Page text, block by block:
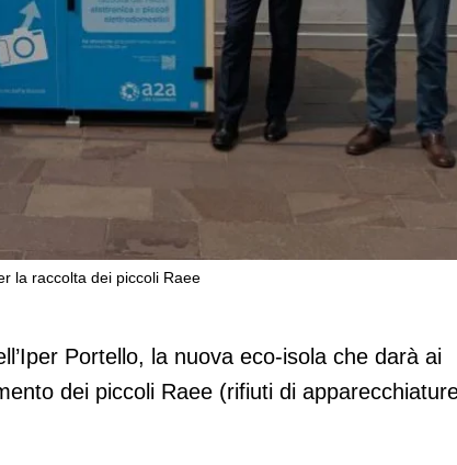
la raccolta dei piccoli Raee
isola intelligente per la
Portello, la nuova eco-isola che darà ai
dei piccoli Raee (rifiuti di